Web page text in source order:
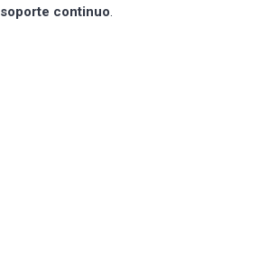
soporte continuo.